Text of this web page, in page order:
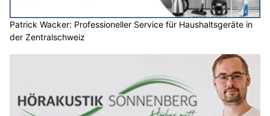
Patrick Wacker: Professioneller Service für Haushaltsgeräte in
der Zentralschweiz